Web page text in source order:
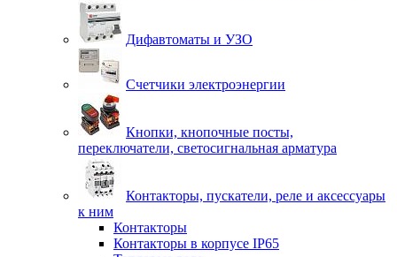
Дифавтоматы и УЗО
Счетчики электроэнергии
Кнопки, кнопочные посты,
переключатели, светосигнальная арматура
Контакторы, пускатели, реле и аксессуары
к ним
Контакторы
Контакторы в корпусе IP65